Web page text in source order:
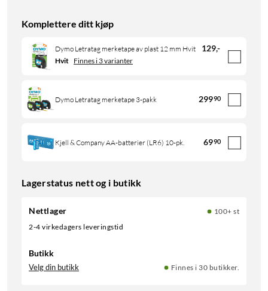
Komplettere ditt kjøp
Dymo Letratag merketape av plast 12 mm Hvit 129,-
Hvit Finnes i 3 varianter
Dymo Letratag merketape 3-pakk 29990
Kjell & Company AA-batterier (LR6) 10-pk. 6990
Lagerstatus nett og i butikk
Nettlager
100+ st
2-4 virkedagers leveringstid
Butikk
Velg din butikk Finnes i 30 butikker.